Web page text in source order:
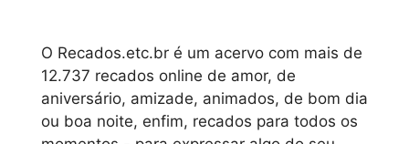
O Recados.etc.br é um acervo com mais de
12.737 recados online de amor, de
aniversário, amizade, animados, de bom dia
ou boa noite, enfim, recados para todos os